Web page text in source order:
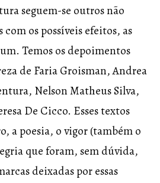
seguem-se outros não
os possíveis efeitos, as
Temos os depoimentos
de Faria Groisman, Andrea
Nelson Matheus Silva,
De Cicco. Esses textos
a poesia, o vigor (também o
que foram, sem dúvida,
deixadas por essas